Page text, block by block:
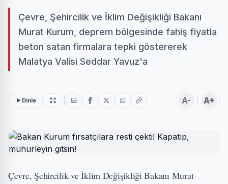
Çevre, Şehircilik ve İklim Değişikliği Bakanı
Murat Kurum, deprem bölgesinde fahiş fiyatla
beton satan firmalara tepki göstererek
Malatya Valisi Seddar Yavuz'a
Dinle A- A+
Çevre, Şehircilik ve İklim Değişikliği Bakanı Murat